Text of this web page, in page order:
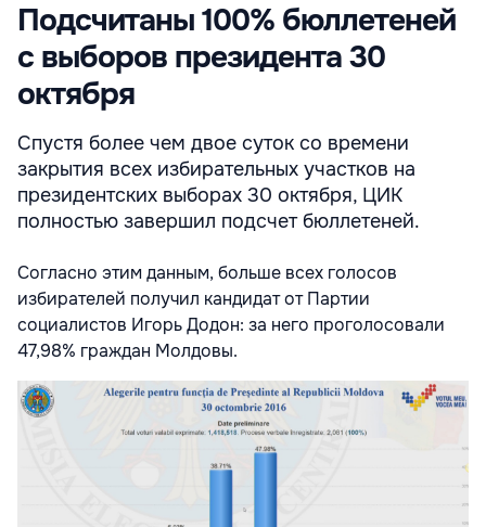
Подсчитаны 100% бюллетеней
с выборов президента 30
октября
Спустя более чем двое суток со времени
закрытия всех избирательных участков на
президентских выборах 30 октября, ЦИК
полностью завершил подсчет бюллетеней.
Согласно этим данным, больше всех голосов
избирателей получил кандидат от Партии
социалистов Игорь Додон: за него проголосовали
47,98% граждан Молдовы.